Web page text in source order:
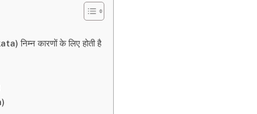
निम्न कारणों के लिए होती है